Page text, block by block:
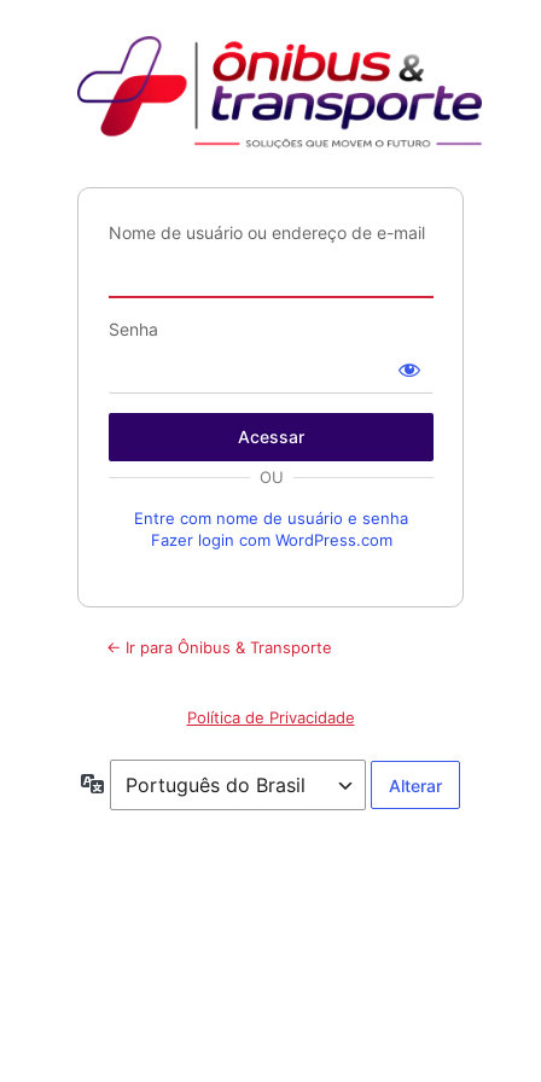
Nome de usuário ou endereço de e-mail
Senha
OU
Entre com nome de usuário e senha
Fazer login com WordPress.com
← Ir para Ônibus & Transporte
Política de Privacidade
Idioma